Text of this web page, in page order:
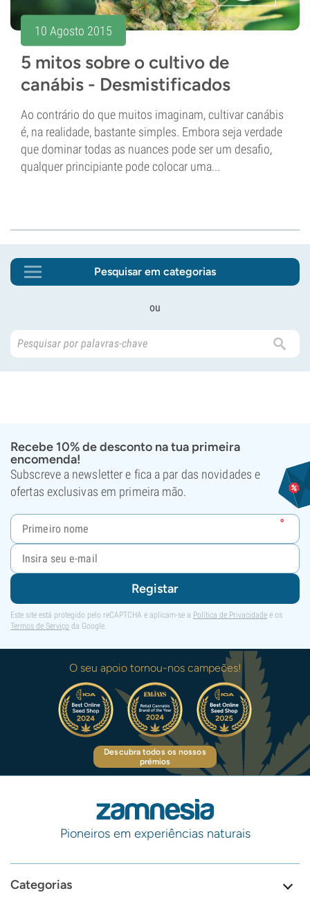
10 Agosto 2015
5 mitos sobre o cultivo de
canábis - Desmistificados
Ao contrário do que muitos imaginam, cultivar canábis
é, na realidade, bastante simples. Embora seja verdade
que dominar todas as nuances pode ser um desafio,
qualquer principiante pode colocar uma...
Pesquisar em categorias
ou
Recebe 10% de desconto na tua primeira
encomenda!
Subscreve a newsletter e fica a par das novidades e
ofertas exclusivas em primeira mão.
Registar
Este site está protegido pelo reCAPTCHA e aplicam-se a Política de Privacidade e os
Termos de Serviço da Google.
O seu apoio tornou-nos campeões!
Descubra todos os nossos
prémios
Pioneiros em experiências naturais
Categorias